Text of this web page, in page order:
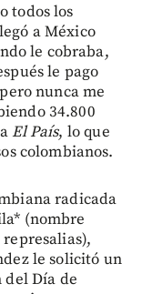
todos los
a México
le cobraba,
le pago
nunca me
34.800
aEl País, lo que
colombianos.
radicada
(nombre
le solicitó un
del Día de